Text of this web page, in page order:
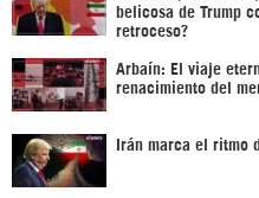
belicosa de Trump
retroceso?
Arbaín: El viaje
renacimiento del
Irán marca el ritmo